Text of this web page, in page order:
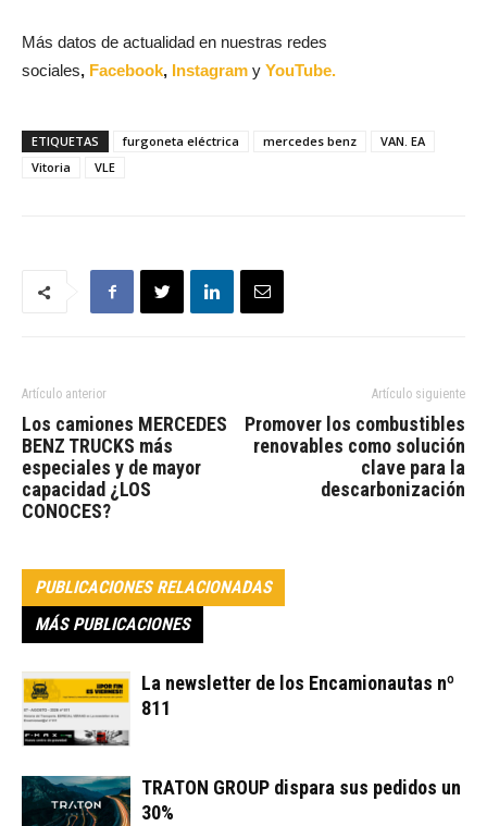
Más datos de actualidad en nuestras redes
sociales, Facebook, Instagram y YouTube.
ETIQUETAS furgoneta eléctrica mercedes benz
VAN. EA
Vitoria
VLE
Artículo anterior
Los camiones MERCEDES
BENZ TRUCKS más
especiales y de mayor
capacidad ¿LOS
CONOCES?
Artículo siguiente
Promover los combustibles
renovables como solución
clave para la
descarbonización
PUBLICACIONES RELACIONADAS
MÁS PUBLICACIONES
La newsletter de los Encamionautas nº
811
TRATON GROUP dispara sus pedidos un
30%